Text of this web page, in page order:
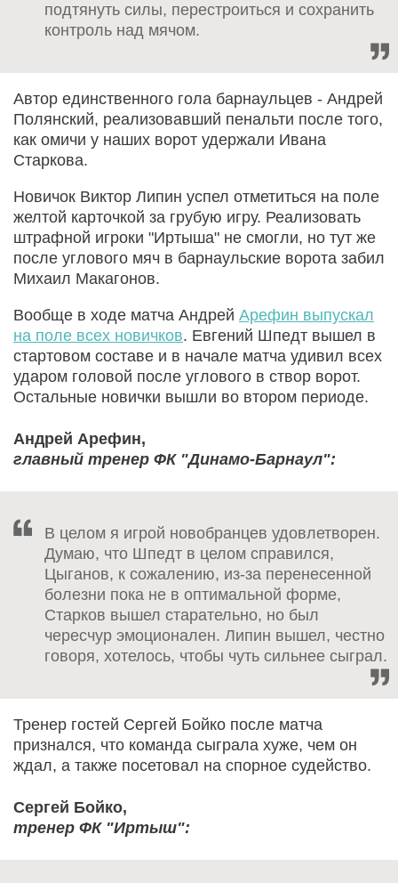
подтянуть силы, перестроиться и сохранить
контроль над мячом.
Автор единственного гола барнаульцев - Андрей
Полянский, реализовавший пенальти после того,
как омичи у наших ворот удержали Ивана
Старкова.
Новичок Виктор Липин успел отметиться на поле
желтой карточкой за грубую игру. Реализовать
штрафной игроки "Иртыша" не смогли, но тут же
после углового мяч в барнаульские ворота забил
Михаил Макагонов.
Вообще в ходе матча Андрей Арефин выпускал
на поле всех новичков. Евгений Шпедт вышел в
стартовом составе и в начале матча удивил всех
ударом головой после углового в створ ворот.
Остальные новички вышли во втором периоде.
Андрей Арефин,
главный тренер ФК "Динамо-Барнаул":
В целом я игрой новобранцев удовлетворен.
Думаю, что Шпедт в целом справился,
Цыганов, к сожалению, из-за перенесенной
болезни пока не в оптимальной форме,
Старков вышел старательно, но был
чересчур эмоционален. Липин вышел, честно
говоря, хотелось, чтобы чуть сильнее сыграл.
Тренер гостей Сергей Бойко после матча
признался, что команда сыграла хуже, чем он
ждал, а также посетовал на спорное судейство.
Сергей Бойко,
тренер ФК "Иртыш":